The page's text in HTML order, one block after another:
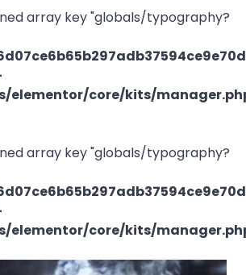
array key "globals/typography?
elementor/core/kits/
array key "globals/typography?
elementor/core/kits/